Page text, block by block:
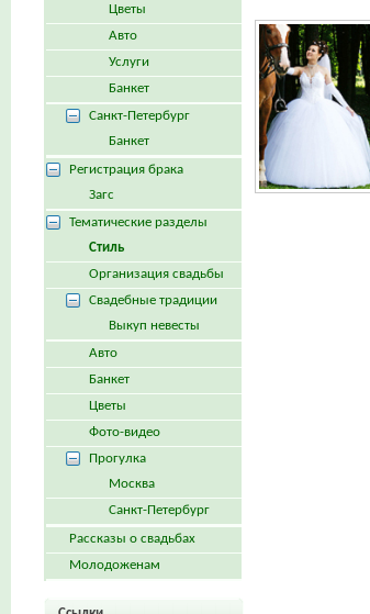
Цветы
Авто
Услуги
Банкет
Санкт-Петербург
Банкет
Регистрация брака
Загс
Тематические разделы
Стиль
Организация свадьбы
Свадебные традиции
Выкуп невесты
Авто
Банкет
Цветы
Фото-видео
Прогулка
Москва
Санкт-Петербург
Рассказы о свадьбах
Молодоженам